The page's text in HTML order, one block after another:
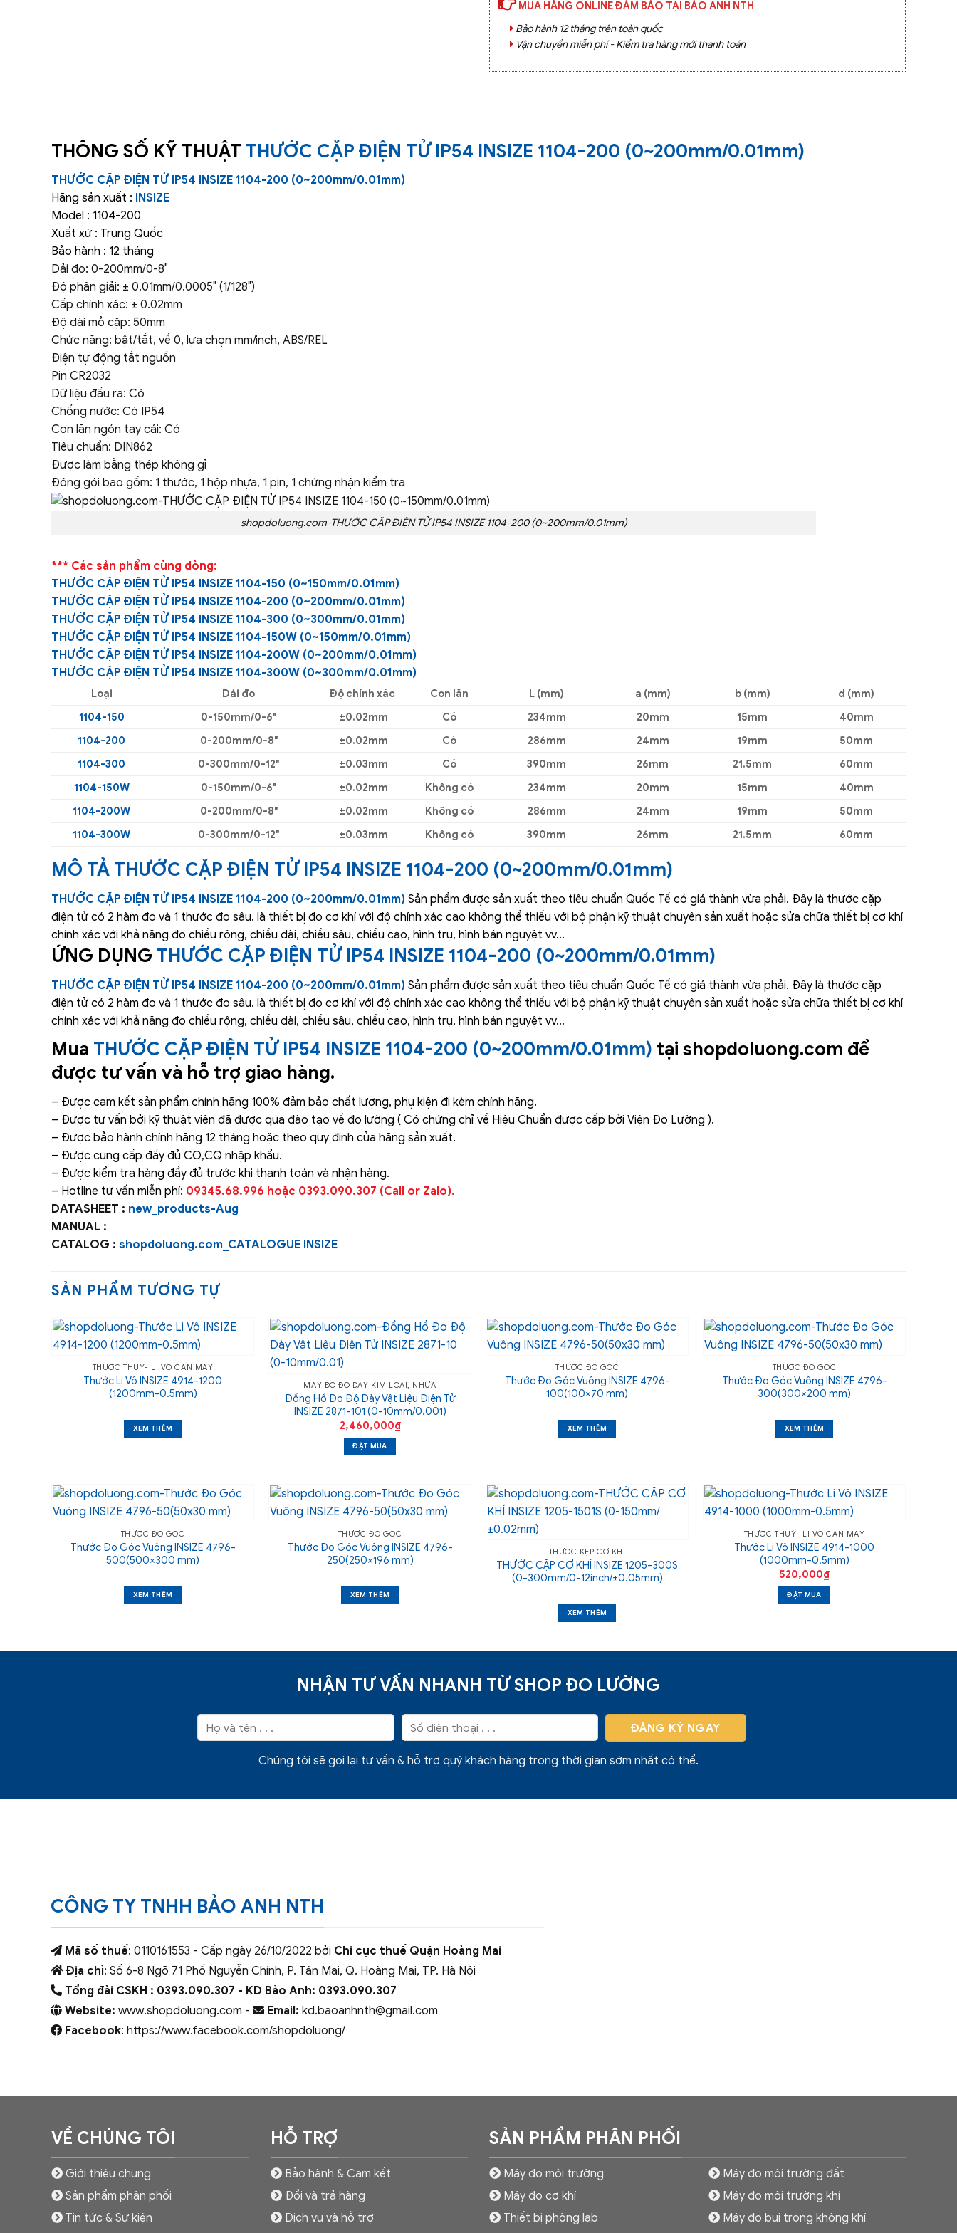
MUA HÀNG ONLINE ĐẢM BẢO TẠI BẢO ANH NTH
Bảo hành 12 tháng trên toàn quốc
Vận chuyển miễn phí - Kiểm tra hàng mới thanh toán
THÔNG SỐ KỸ THUẬT THƯỚC CẶP ĐIỆN TỬ IP54 INSIZE 1104-200 (0~200mm/0.01mm)
THƯỚC CẶP ĐIỆN TỬ IP54 INSIZE 1104-200 (0~200mm/0.01mm)
Hãng sản xuất : INSIZE
Model : 1104-200
Xuất xứ : Trung Quốc
Bảo hành : 12 tháng
Dải đo: 0-200mm/0-8″
Độ phân giải: ± 0.01mm/0.0005″ (1/128″)
Cấp chính xác: ± 0.02mm
Độ dài mỏ cặp: 50mm
Chức năng: bật/tắt, về 0, lựa chọn mm/inch, ABS/REL
Điện tự động tắt nguồn
Pin CR2032
Dữ liệu đầu ra: Có
Chống nước: Có IP54
Con lăn ngón tay cái: Có
Tiêu chuẩn: DIN862
Được làm bằng thép không gỉ
Đóng gói bao gồm: 1 thước, 1 hộp nhựa, 1 pin, 1 chứng nhận kiểm tra
shopdoluong.com-THƯỚC CẶP ĐIỆN TỬ IP54 INSIZE 1104-200 (0~200mm/0.01mm)
*** Các sản phẩm cùng dòng:
THƯỚC CẶP ĐIỆN TỬ IP54 INSIZE 1104-150 (0~150mm/0.01mm)
THƯỚC CẶP ĐIỆN TỬ IP54 INSIZE 1104-200 (0~200mm/0.01mm)
THƯỚC CẶP ĐIỆN TỬ IP54 INSIZE 1104-300 (0~300mm/0.01mm)
THƯỚC CẶP ĐIỆN TỬ IP54 INSIZE 1104-150W (0~150mm/0.01mm)
THƯỚC CẶP ĐIỆN TỬ IP54 INSIZE 1104-200W (0~200mm/0.01mm)
THƯỚC CẶP ĐIỆN TỬ IP54 INSIZE 1104-300W (0~300mm/0.01mm)
Loại Dải đo Độ chính xác Con lăn L (mm) a (mm) b (mm)
d (mm)
1104-150
0-150mm/0-6″ ±0.02mm Có 234mm 20mm 15mm
40mm
1104-200
0-200mm/0-8″ ±0.02mm Có 286mm 24mm 19mm
50mm
1104-300
0-300mm/0-12″ ±0.03mm Có 390mm 26mm 21.5mm
60mm
1104-150W
0-150mm/0-6″ ±0.02mm Không có 234mm 20mm 15mm
40mm
1104-200W
0-200mm/0-8″ ±0.02mm Không có 286mm 24mm 19mm
50mm
1104-300W
0-300mm/0-12″ ±0.03mm Không có 390mm 26mm 21.5mm 60mm
MÔ TẢ THƯỚC CẶP ĐIỆN TỬ IP54 INSIZE 1104-200 (0~200mm/0.01mm)
THƯỚC CẶP ĐIỆN TỬ IP54 INSIZE 1104-200 (0~200mm/0.01mm) Sản phẩm được sản xuất theo tiêu chuẩn Quốc Tế có giá thành vừa phải. Đây là thước cặp
điện tử có 2 hàm đo và 1 thước đo sâu. là thiết bị đo cơ khí với độ chính xác cao không thể thiếu với bộ phận kỹ thuật chuyên sản xuất hoặc sửa chữa thiết bị cơ khí
chính xác với khả năng đo chiều rộng, chiều dài, chiều sâu, chiều cao, hình trụ, hình bán nguyệt vv…
ỨNG DỤNG THƯỚC CẶP ĐIỆN TỬ IP54 INSIZE 1104-200 (0~200mm/0.01mm)
THƯỚC CẶP ĐIỆN TỬ IP54 INSIZE 1104-200 (0~200mm/0.01mm) Sản phẩm được sản xuất theo tiêu chuẩn Quốc Tế có giá thành vừa phải. Đây là thước cặp
điện tử có 2 hàm đo và 1 thước đo sâu. là thiết bị đo cơ khí với độ chính xác cao không thể thiếu với bộ phận kỹ thuật chuyên sản xuất hoặc sửa chữa thiết bị cơ khí
chính xác với khả năng đo chiều rộng, chiều dài, chiều sâu, chiều cao, hình trụ, hình bán nguyệt vv…
Mua THƯỚC CẶP ĐIỆN TỬ IP54 INSIZE 1104-200 (0~200mm/0.01mm) tại shopdoluong.com để
được tư vấn và hỗ trợ giao hàng.
– Được cam kết sản phẩm chính hãng 100% đảm bảo chất lượng, phụ kiện đi kèm chính hãng.
– Được tư vấn bởi kỹ thuật viên đã được qua đào tạo về đo lường ( Có chứng chỉ về Hiệu Chuẩn được cấp bởi Viện Đo Lường ).
– Được bảo hành chính hãng 12 tháng hoặc theo quy định của hãng sản xuất.
– Được cung cấp đầy đủ CO,CQ nhập khẩu.
– Được kiểm tra hàng đầy đủ trước khi thanh toán và nhận hàng.
– Hotline tư vấn miễn phí: 09345.68.996 hoặc 0393.090.307 (Call or Zalo).
DATASHEET : new_products-Aug
MANUAL :
CATALOG : shopdoluong.com_CATALOGUE INSIZE
SẢN PHẨM TƯƠNG TỰ
THƯỚC THUỶ- LI VÔ CÂN MÁY
Thước Li Vô INSIZE 4914-1200
(1200mm-0.5mm)
XEM THÊM
MÁY ĐO ĐỘ DÀY KIM LOẠI, NHỰA
Đồng Hồ Đo Độ Dày Vật Liệu Điện Tử
INSIZE 2871-101 (0-10mm/0.001)
2,460,000₫
ĐẶT MUA
THƯỚC ĐO GÓC
Thước Đo Góc Vuông INSIZE 4796-
100(100×70 mm)
XEM THÊM
THƯỚC ĐO GÓC
Thước Đo Góc Vuông INSIZE 4796-
300(300×200 mm)
XEM THÊM
THƯỚC ĐO GÓC
Thước Đo Góc Vuông INSIZE 4796-
500(500×300 mm)
XEM THÊM
THƯỚC ĐO GÓC
Thước Đo Góc Vuông INSIZE 4796-
250(250×196 mm)
XEM THÊM
THƯỚC KẸP CƠ KHÍ
THƯỚC CẶP CƠ KHÍ INSIZE 1205-300S
(0-300mm/0-12inch/±0.05mm)
XEM THÊM
THƯỚC THUỶ- LI VÔ CÂN MÁY
Thước Li Vô INSIZE 4914-1000
(1000mm-0.5mm)
520,000₫
ĐẶT MUA
NHẬN TƯ VẤN NHANH TỪ SHOP ĐO LƯỜNG
Chúng tôi sẽ gọi lại tư vấn & hỗ trợ quý khách hàng trong thời gian sớm nhất có thể.
CÔNG TY TNHH BẢO ANH NTH
Mã số thuế: 0110161553 - Cấp ngày 26/10/2022 bởi Chi cục thuế Quận Hoàng Mai
Địa chỉ: Số 6-8 Ngõ 71 Phố Nguyễn Chính, P. Tân Mai, Q. Hoàng Mai, TP. Hà Nội
Tổng đài CSKH : 0393.090.307 - KD Bảo Anh: 0393.090.307
Website: www.shopdoluong.com - Email: kd.baoanhnth@gmail.com
Facebook: https://www.facebook.com/shopdoluong/
VỀ CHÚNG TÔI
Giới thiệu chung
Sản phẩm phân phối
Tin tức & Sự kiện
HỖ TRỢ
Bảo hành & Cam kết
Đổi và trả hàng
Dịch vụ và hỗ trợ
SẢN PHẨM PHÂN PHỐI
Máy đo môi trường
Máy đo cơ khí
Thiết bị phòng lab
Máy đo môi trường đất
Máy đo môi trường khí
Máy đo bụi trong không khí